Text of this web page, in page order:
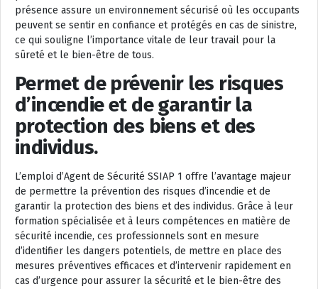
présence assure un environnement sécurisé où les occupants
peuvent se sentir en confiance et protégés en cas de sinistre,
ce qui souligne l’importance vitale de leur travail pour la
sûreté et le bien-être de tous.
Permet de prévenir les risques
d’incendie et de garantir la
protection des biens et des
individus.
L’emploi d’Agent de Sécurité SSIAP 1 offre l’avantage majeur
de permettre la prévention des risques d’incendie et de
garantir la protection des biens et des individus. Grâce à leur
formation spécialisée et à leurs compétences en matière de
sécurité incendie, ces professionnels sont en mesure
d’identifier les dangers potentiels, de mettre en place des
mesures préventives efficaces et d’intervenir rapidement en
cas d’urgence pour assurer la sécurité et le bien-être des